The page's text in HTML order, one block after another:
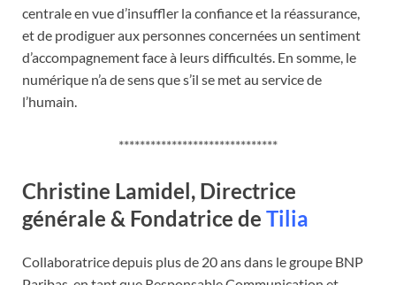
centrale en vue d’insuffler la confiance et la réassurance,
et de prodiguer aux personnes concernées un sentiment
d’accompagnement face à leurs difficultés. En somme, le
numérique n’a de sens que s’il se met au service de
l’humain.
******************************
Christine Lamidel, Directrice
générale & Fondatrice de Tilia
Collaboratrice depuis plus de 20 ans dans le groupe BNP